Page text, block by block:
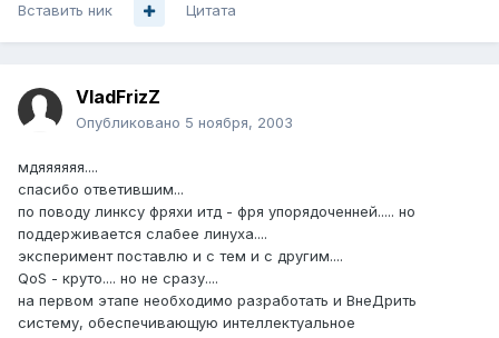
Вставить ник Цитата
VladFrizZ
Опубликовано 5 ноября, 2003
мдяяяяяя....
спасибо ответившим...
по поводу линксу фряхи итд - фря упорядоченней..... но
поддерживается слабее линуха....
эксперимент поставлю и с тем и с другим....
QoS - круто.... но не сразу....
на первом этапе необходимо разработать и ВнеДрить
систему, обеспечивающую интеллектуальное